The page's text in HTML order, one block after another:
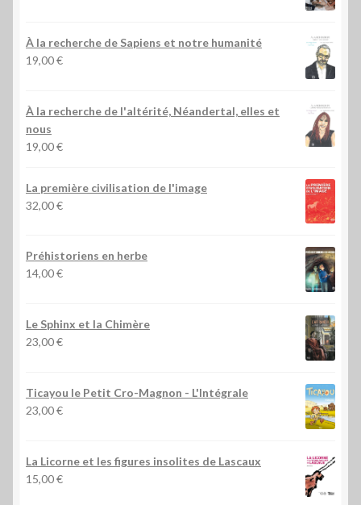
À la recherche de Sapiens et notre humanité
19,00€
À la recherche de l'altérité, Néandertal, elles et
nous
19,00€
La première civilisation de l'image
32,00€
Préhistoriens en herbe
14,00€
Le Sphinx et la Chimère
23,00€
Ticayou le Petit Cro-Magnon - L'Intégrale
23,00€
La Licorne et les figures insolites de Lascaux
15,00€